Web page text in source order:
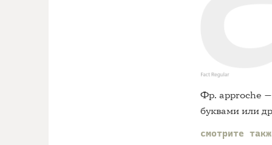
Фр. approche
буквами или
смотрите